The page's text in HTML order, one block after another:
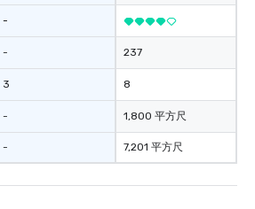
-
-
3
-
-
237
8
1,800 平方尺
7,201 平方尺